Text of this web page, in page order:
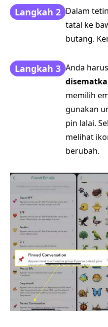
Langkah 2 Dalam
tatal ke
butang.
Langkah 3 Anda
memilih
gunakan
pin lalai.
melihat
berubah.